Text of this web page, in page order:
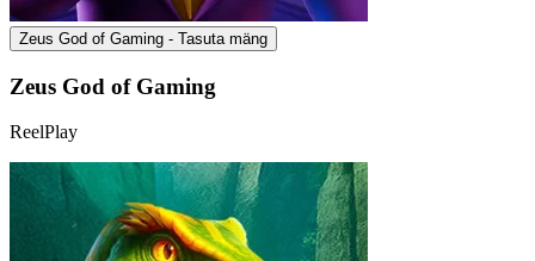
Zeus God of Gaming - Tasuta mäng
Zeus God of Gaming
ReelPlay